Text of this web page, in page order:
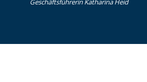
Ge­schäfts­füh­re­rin Katharina Heid